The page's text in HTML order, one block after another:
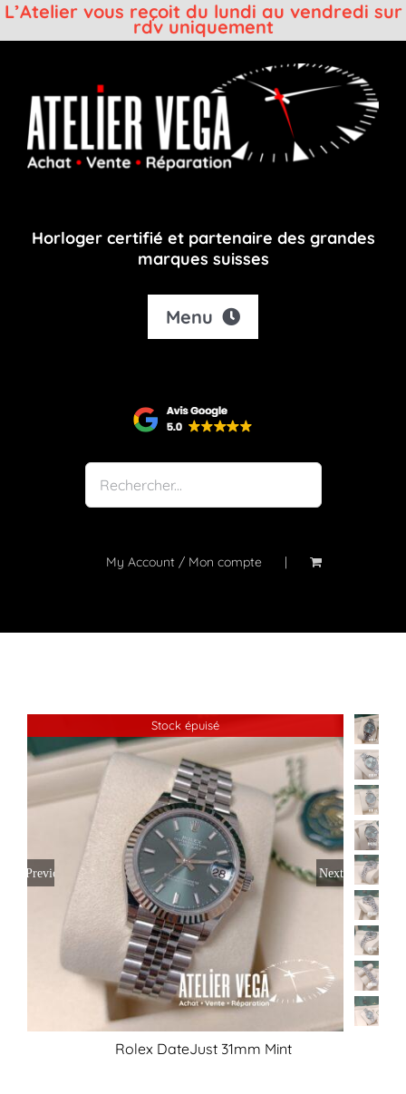
L’Atelier vous reçoit du lundi au vendredi sur
rdv uniquement
contenu
Horloger certifié et partenaire des grandes
marques suisses
Menu
Shop
Notre atelier
À propos
Blog
My Account / Mon compte
Stock épuisé
Previous Next
Rolex DateJust 31mm Mint